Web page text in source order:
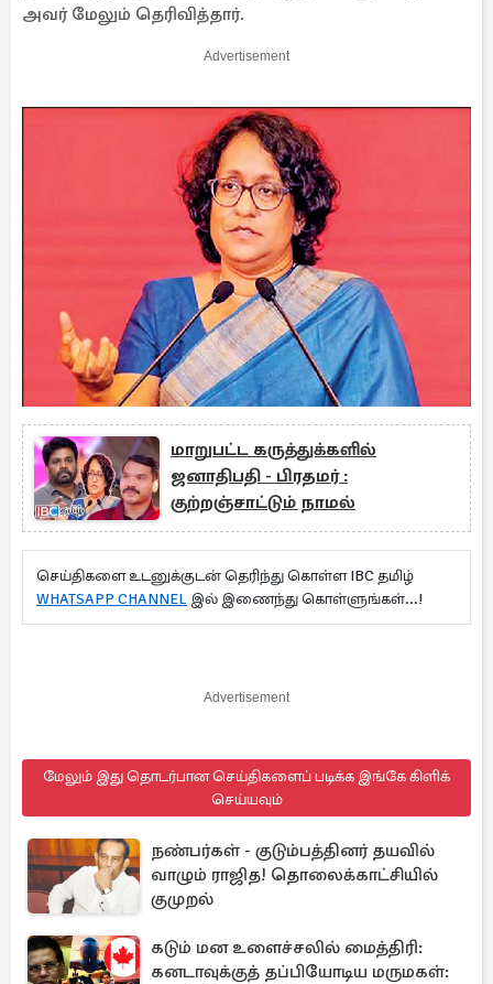
அவர் மேலும் தெரிவித்தார்.
Advertisement
மாறுபட்ட கருத்துக்களில்
ஜனாதிபதி - பிரதமர் :
குற்றஞ்சாட்டும் நாமல்
செய்திகளை உடனுக்குடன் தெரிந்து கொள்ள IBC தமிழ்
WHATSAPP CHANNEL இல் இணைந்து கொள்ளுங்கள்...!
Advertisement
மேலும் இது தொடர்பான செய்திகளைப் படிக்க இங்கே கிளிக்
செய்யவும்
நண்பர்கள் - குடும்பத்தினர் தயவில்
வாழும் ராஜித! தொலைக்காட்சியில்
குமுறல்
கடும் மன உளைச்சலில் மைத்திரி:
கனடாவுக்குத் தப்பியோடிய மருமகள்: